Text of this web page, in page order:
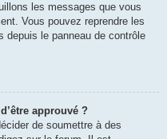
les messages que vous
Vous pouvez reprendre les
depuis le panneau de contrôle
approuvé ?
de soumettre à des